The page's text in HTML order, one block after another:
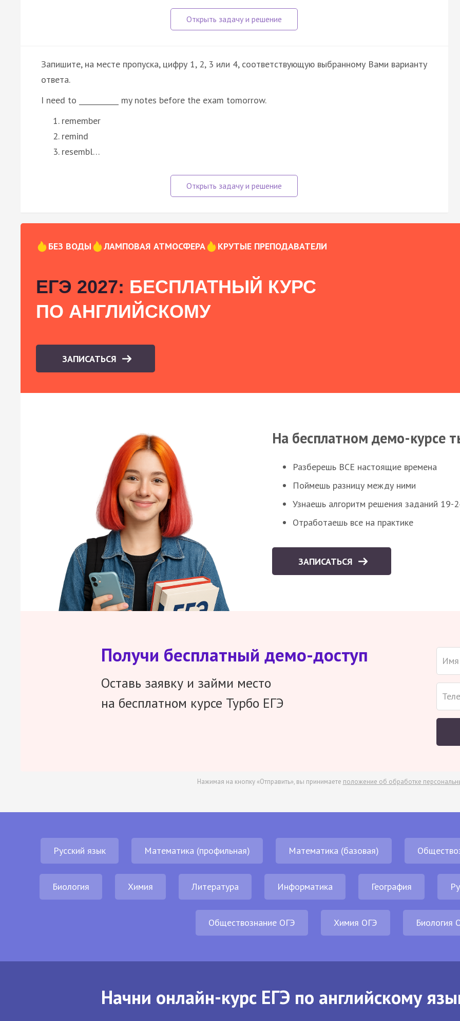
Запишите, на месте пропуска, цифру 1, 2, 3 или 4, соответствующую выбранному Вами варианту
ответа.
I need to ___________ my notes before the exam tomorrow.
remember
remind
resembl…
БЕЗ ВОДЫ ЛАМПОВАЯ АТМОСФЕРА КРУТЫЕ ПРЕПОДАВАТЕЛИ
ЕГЭ 2027: БЕСПЛАТНЫЙ КУРС
ПО АНГЛИЙСКОМУ
ЗАПИСАТЬСЯ
На бесплатном демо-курсе
Разберешь ВСЕ настоящие времена
Поймешь разницу между ними
Узнаешь алгоритм решения заданий 19-
Отработаешь все на практике
ЗАПИСАТЬСЯ
Получи бесплатный демо-доступ
Оставь заявку и займи место
на бесплатном курсе Турбо ЕГЭ
Нажимая на кнопку «Отправить», вы принимаете положение об обработке
Русский язык Математика (профильная) Математика (базовая)
Биология Химия Литература Информатика География
Обществознание ОГЭ Химия ОГЭ Биология
Начни онлайн-курс ЕГЭ по английскому